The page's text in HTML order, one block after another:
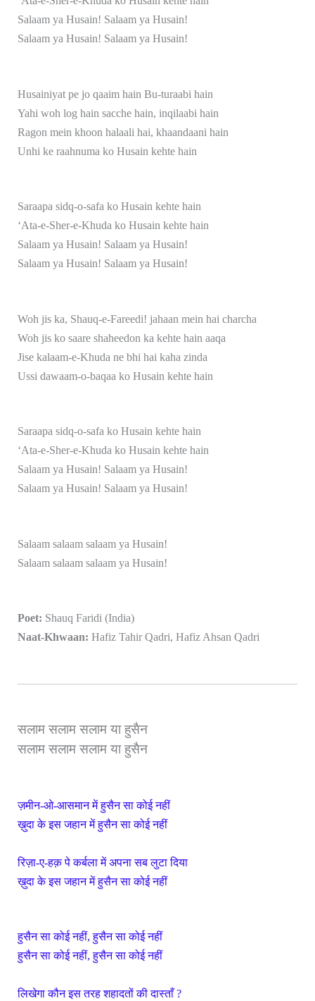
Salaam ya Husain! Salaam ya Husain!
Salaam ya Husain! Salaam ya Husain!
Husainiyat pe jo qaaim hain Bu-turaabi hain
Yahi woh log hain sacche hain, inqilaabi hain
Ragon mein khoon halaali hai, khaandaani hain
Unhi ke raahnuma ko Husain kehte hain
Saraapa sidq-o-safa ko Husain kehte hain
‘Ata-e-Sher-e-Khuda ko Husain kehte hain
Salaam ya Husain! Salaam ya Husain!
Salaam ya Husain! Salaam ya Husain!
Woh jis ka, Shauq-e-Fareedi! jahaan mein hai charcha
Woh jis ko saare shaheedon ka kehte hain aaqa
Jise kalaam-e-Khuda ne bhi hai kaha zinda
Ussi dawaam-o-baqaa ko Husain kehte hain
Saraapa sidq-o-safa ko Husain kehte hain
‘Ata-e-Sher-e-Khuda ko Husain kehte hain
Salaam ya Husain! Salaam ya Husain!
Salaam ya Husain! Salaam ya Husain!
Salaam salaam salaam ya Husain!
Salaam salaam salaam ya Husain!
Poet: Shauq Faridi (India)
Naat-Khwaan: Hafiz Tahir Qadri, Hafiz Ahsan Qadri
सलाम सलाम सलाम या हुसैन
सलाम सलाम सलाम या हुसैन
ज़मीन-ओ-आसमान में हुसैन सा कोई नहीं
ख़ुदा के इस जहान में हुसैन सा कोई नहीं
रिज़ा-ए-हक़ पे कर्बला में अपना सब लुटा दिया
ख़ुदा के इस जहान में हुसैन सा कोई नहीं
हुसैन सा कोई नहीं, हुसैन सा कोई नहीं
हुसैन सा कोई नहीं, हुसैन सा कोई नहीं
लिखेगा कौन इस तरह शहादतों की दास्ताँ ?